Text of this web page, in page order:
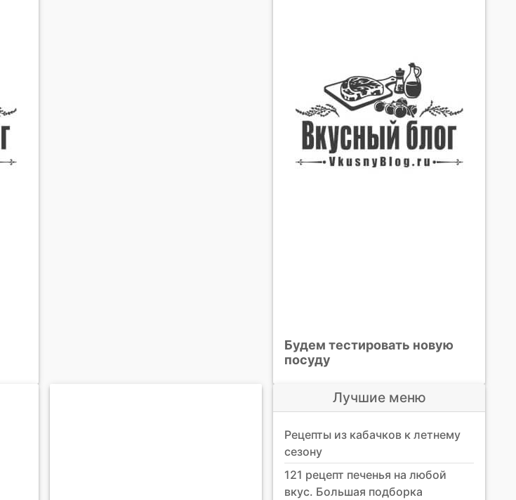
Будем тестировать новую
посуду
Лучшие меню
Рецепты из кабачков к летнему
сезону
121 рецепт печенья на любой
вкус. Большая подборка